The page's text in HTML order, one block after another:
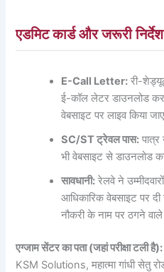
एडमिट कार्ड और जरूरी
E-Call Letter: री-
ई-कॉल लेटर डाउनलोड
वेबसाइट पर लाइव किया
SC/ST ट्रेवल पास: पात्र
भी वेबसाइट से डाउनलोड
सावधानी: रेलवे ने
आधिकारिक वेबसाइट पर
नौकरी के नाम पर ठगने
एग्जाम सेंटर का पता (जहां परीक्षा टली है):
KSM Solutions, महात्मा गांधी सेतु